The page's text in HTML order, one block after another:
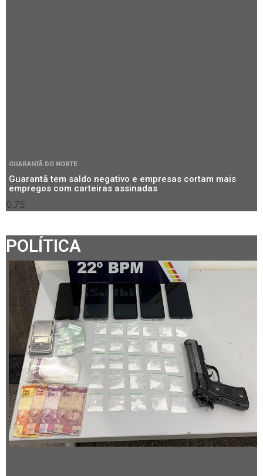
GUARANTÃ DO NORTE
Guarantã tem saldo negativo e empresas cortam mais
empregos com carteiras assinadas
POLÍTICA